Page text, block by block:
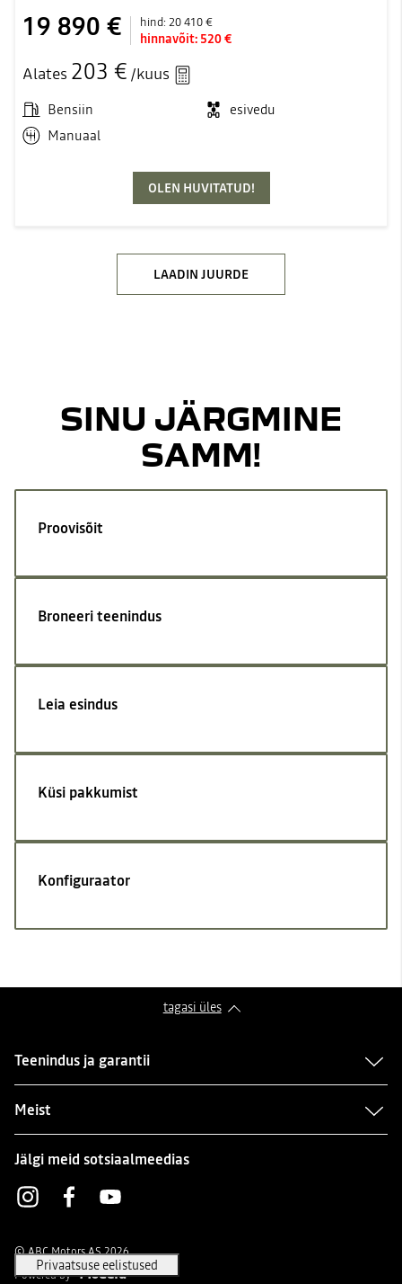
19 890 € hind:20 410 €
hinnavõit: 520 €
Alates 203 € /kuus
Bensiin
esivedu
Manuaal
OLEN HUVITATUD!
LAADIN JUURDE
SINU JÄRGMINE
SAMM!
Proovisõit
Broneeri teenindus
Leia esindus
Küsi pakkumist
Konfiguraator
tagasi üles
Teenindus ja garantii
Meist
Jälgi meid sotsiaalmeedias
Instagram
Facebook
© ABC Motors AS 2026
Powered by